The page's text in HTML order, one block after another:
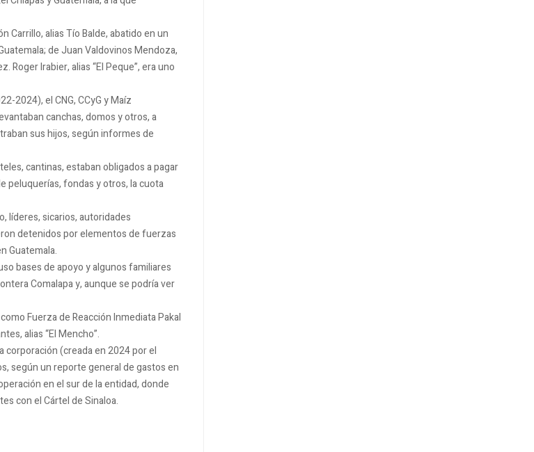
Carrillo, alias Tío Balde, abatido en un
de Juan Valdovinos Mendoza,
Roger Irabier, alias “El Peque”, era uno
2024), el CNG, CCyG y Maíz
canchas, domos y otros, a
sus hijos, según informes de
cantinas, estaban obligados a pagar
peluquerías, fondas y otros, la cuota
líderes, sicarios, autoridades
detenidos por elementos de fuerzas
Guatemala.
bases de apoyo y algunos familiares
Comalapa y, aunque se podría ver
Fuerza de Reacción Inmediata Pakal
alias “El Mencho”.
corporación (creada en 2024 por el
según un reporte general de gastos en
en el sur de la entidad, donde
con el Cártel de Sinaloa.